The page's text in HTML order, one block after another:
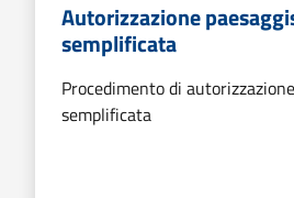
Autorizzazione
semplificata
Procedimento di
semplificata